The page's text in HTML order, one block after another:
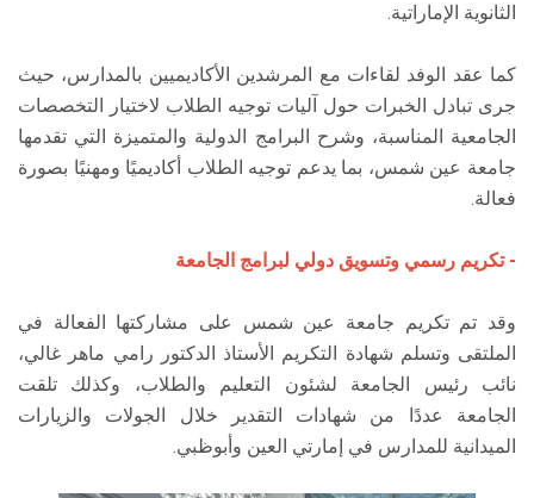
الثانوية الإماراتية.
كما عقد الوفد لقاءات مع المرشدين الأكاديميين بالمدارس، حيث
جرى تبادل الخبرات حول آليات توجيه الطلاب لاختيار التخصصات
الجامعية المناسبة، وشرح البرامج الدولية والمتميزة التي تقدمها
جامعة عين شمس، بما يدعم توجيه الطلاب أكاديميًا ومهنيًا بصورة
فعالة.
- تكريم رسمي وتسويق دولي لبرامج الجامعة
وقد تم تكريم جامعة عين شمس على مشاركتها الفعالة في
الملتقى وتسلم شهادة التكريم الأستاذ الدكتور رامي ماهر غالي،
نائب رئيس الجامعة لشئون التعليم والطلاب، وكذلك تلقت
الجامعة عددًا من شهادات التقدير خلال الجولات والزيارات
الميدانية للمدارس في إمارتي العين وأبوظبي.